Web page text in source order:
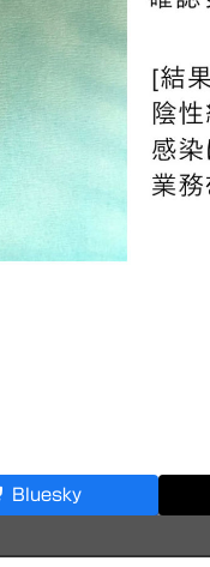
Bluesky